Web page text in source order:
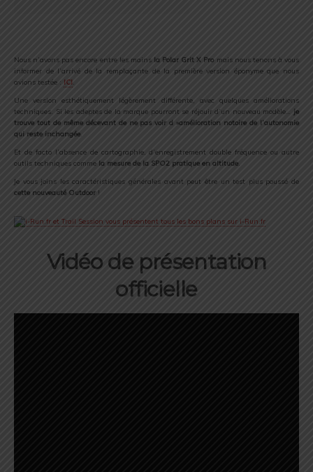
Nous n’avons pas encore entre les mainsla Polar Grit X Pro mais nous tenons à vous
informer de l’arrivé de la remplaçante de la première version éponyme que nous
avions testée : ICI.
Une version esthétiquement légèrement différente, avec quelques améliorations
techniques. Si les adeptes de la marque pourront se réjouir d’un nouveau modèle… je
trouve tout de même décevant de ne pas voir d »amélioration notoire de l’autonomie
qui reste inchangée
Et de facto l’absence de cartographie, d’enregistrement double fréquence ou autre
outils techniques comme la mesure de la SPO2 pratique en altitude.
Je vous joins les caractéristiques générales avant peut être un test plus poussé de
cette nouveauté Outdoor !
Vidéo de présentation
officielle